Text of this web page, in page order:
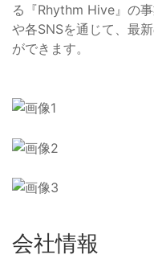
る『Rhythm Hive』の
や各SNSを通じて、最
ができます。
会社情報